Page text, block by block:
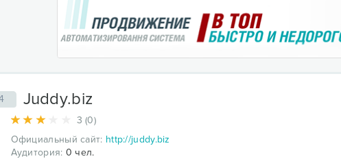
Juddy.biz
3 (0)
Официальный сайт: http://juddy.biz
Аудитория: 0 чел.